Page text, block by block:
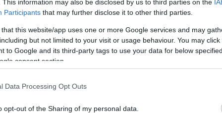
This information may also be disclosed by us to third parties on the
Participants that may further disclose it to other third parties.
that this website/app uses one or more Google services and may
but not limited to your visit or usage behaviour. You may
to Google and its third-party tags to use your data for below
consent section.
Data Processing Opt Outs
opt-out of the Sharing of my personal data.
VER GALERIA